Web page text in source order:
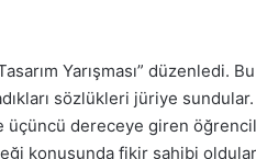
Yarışması” düzenledi.
sözlükleri jüriye sundular.
dereceye giren
konusunda fikir sahibi